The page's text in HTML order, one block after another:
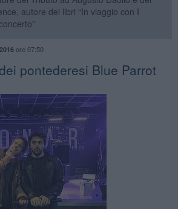
autore dei libri “In viaggio con I
ore 07:50
pontederesi Blue Parrot